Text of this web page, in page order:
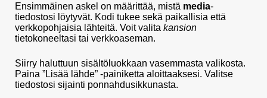
Ensimmäinen askel on määrittää, mistä media-
tiedostosi löytyvät. Kodi tukee sekä paikallisia että
verkkopohjaisia lähteitä. Voit valita kansion
tietokoneeltasi tai verkkoaseman.
Siirry haluttuun sisältöluokkaan vasemmasta valikosta.
Paina ”Lisää lähde” -painiketta aloittaaksesi. Valitse
tiedostosi sijainti ponnahdusikkunasta.